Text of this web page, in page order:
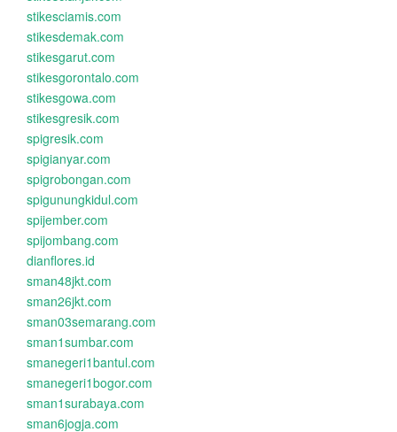
stikesciamis.com
stikesdemak.com
stikesgarut.com
stikesgorontalo.com
stikesgowa.com
stikesgresik.com
spigresik.com
spigianyar.com
spigrobongan.com
spigunungkidul.com
spijember.com
spijombang.com
dianflores.id
sman48jkt.com
sman26jkt.com
sman03semarang.com
sman1sumbar.com
smanegeri1bantul.com
smanegeri1bogor.com
sman1surabaya.com
sman6jogja.com